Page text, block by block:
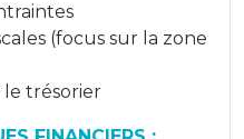
(focus sur la zone
le trésorier